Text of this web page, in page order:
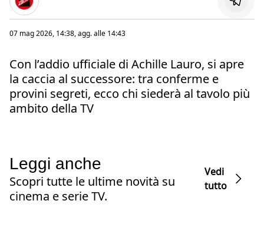
07 mag 2026, 14:38, agg. alle 14:43
Con l’addio ufficiale di Achille Lauro, si apre
la caccia al successore: tra conferme e
provini segreti, ecco chi siederà al tavolo più
ambito della TV
Leggi anche
Scopri tutte le ultime novità su
cinema e serie TV.
Vedi
tutto